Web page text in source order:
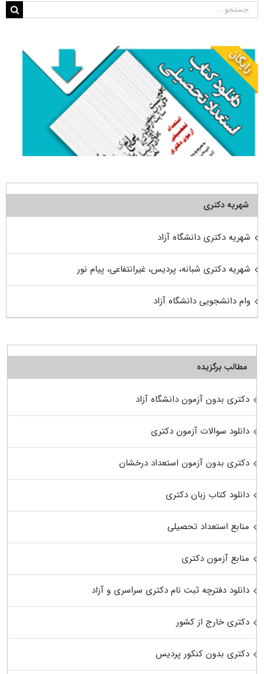
جستجو
شهریه دکتری
شهریه دکتری دانشگاه آزاد
شهریه دکتری شبانه، پردیس، غیرانتفاعی، پیام نور
وام دانشجویی دانشگاه آزاد
مطالب برگزیده
دکتری بدون آزمون دانشگاه آزاد
دانلود سوالات آزمون دکتری
دکتری بدون آزمون استعداد درخشان
دانلود کتاب زبان دکتری
منابع استعداد تحصیلی
منابع آزمون دکتری
دانلود دفترچه ثبت نام دکتری سراسری و آزاد
دکتری خارج از کشور
دکتری بدون کنکور پردیس